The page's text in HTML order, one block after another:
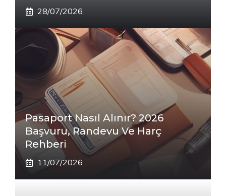
28/07/2026
Pasaport Nasıl Alınır? 2026
Başvuru, Randevu Ve Harç
Rehberi
11/07/2026